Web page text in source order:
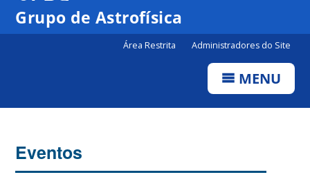
Grupo de Astrofísica
Área Restrita Administradores do Site
MENU
Eventos